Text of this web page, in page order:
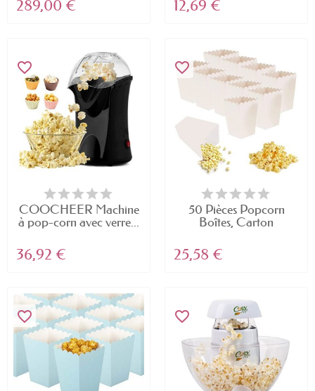
289,00 € 12,69 €
favorite_border
COOCHEER Machine
à pop-corn avec verre...
36,92 €
favorite_border
50 Pièces Popcorn
Boîtes, Carton
25,58 €
favorite_border favorite_border